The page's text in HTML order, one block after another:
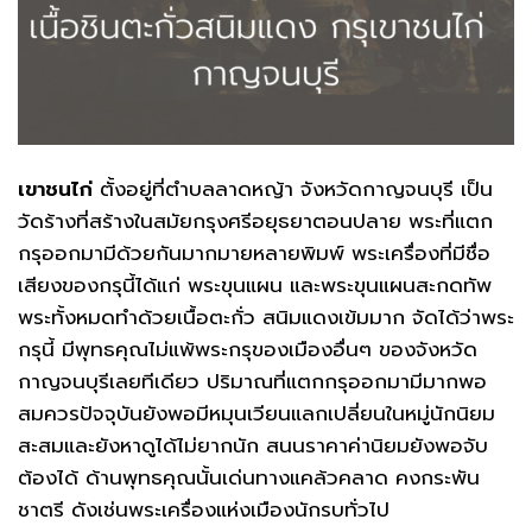
เขาชนไก่ ตั้งอยู่ที่ตำบลลาดหญ้า จังหวัดกาญจนบุรี เป็น
วัดร้างที่สร้างในสมัยกรุงศรีอยุธยาตอนปลาย พระที่แตก
กรุออกมามีด้วยกันมากมายหลายพิมพ์ พระเครื่องที่มีชื่อ
เสียงของกรุนี้ได้แก่ พระขุนแผน และพระขุนแผนสะกดทัพ
พระทั้งหมดทำด้วยเนื้อตะกั่ว สนิมแดงเข้มมาก จัดได้ว่าพระ
กรุนี้ มีพุทธคุณไม่แพ้พระกรุของเมืองอื่นๆ ของจังหวัด
กาญจนบุรีเลยทีเดียว ปริมาณที่แตกกรุออกมามีมากพอ
สมควรปัจจุบันยังพอมีหมุนเวียนแลกเปลี่ยนในหมู่นักนิยม
สะสมและยังหาดูได้ไม่ยากนัก สนนราคาค่านิยมยังพอจับ
ต้องได้ ด้านพุทธคุณนั้นเด่นทางแคล้วคลาด คงกระพัน
ชาตรี ดังเช่นพระเครื่องแห่งเมืองนักรบทั่วไป